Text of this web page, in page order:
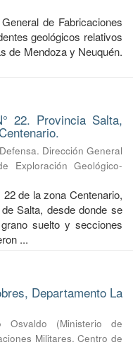
de Fabricaciones
geológicos relativos
de Mendoza y Neuquén.
22. Provincia Salta,
Dirección General
Exploración Geológico-
de la zona Centenario,
Salta, desde donde se
suelto y secciones
...
Departamento La
Osvaldo (Ministerio de
Militares. Centro de